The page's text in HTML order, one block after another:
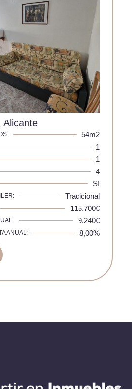
Alicante
54m2
1
1
4
Sí
Tradicional
115.700€
9.240€
ANUAL: 8,00%